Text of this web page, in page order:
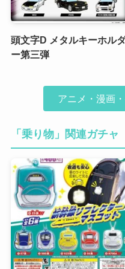
頭文字D メタルキーホル
ー第三弾
アニメ・漫画
「乗り物」関連ガチャ